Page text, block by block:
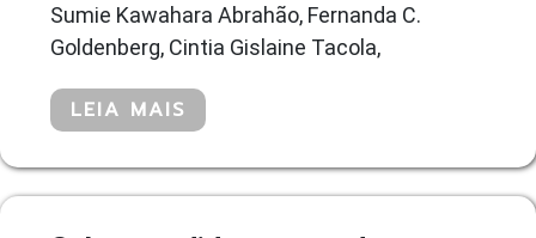
Sumie Kawahara Abrahão, Fernanda C.
Goldenberg, Cintia Gislaine Tacola,
LEIA MAIS